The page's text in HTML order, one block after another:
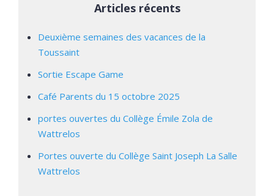
Articles récents
Deuxième semaines des vacances de la
Toussaint
Sortie Escape Game
Café Parents du 15 octobre 2025
portes ouvertes du Collège Émile Zola de
Wattrelos
Portes ouverte du Collège Saint Joseph La Salle
Wattrelos